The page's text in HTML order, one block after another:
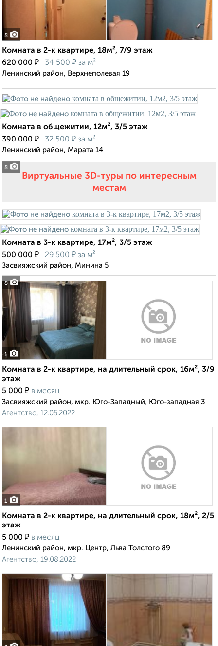
8
Комната в 2-к квартире, 18м², 7/9 этаж
620 000 ₽ 34 500 ₽ за м²
Ленинский район, Верхнеполевая 19
8
Комната в общежитии, 12м², 3/5 этаж
390 000 ₽ 32 500 ₽ за м²
Ленинский район, Марата 14
Виртуальные 3D-туры по интересным
местам
8
Комната в 3-к квартире, 17м², 3/5 этаж
500 000 ₽ 29 500 ₽ за м²
Засвияжский район, Минина 5
1
Комната в 2-к квартире, на длительный срок, 16м², 3/9
этаж
5 000 ₽ в месяц
Засвияжский район, мкр. Юго-Западный, Юго-западная 3
Агентство, 12.05.2022
1
Комната в 2-к квартире, на длительный срок, 18м², 2/5
этаж
5 000 ₽ в месяц
Ленинский район, мкр. Центр, Льва Толстого 89
Агентство, 19.08.2022